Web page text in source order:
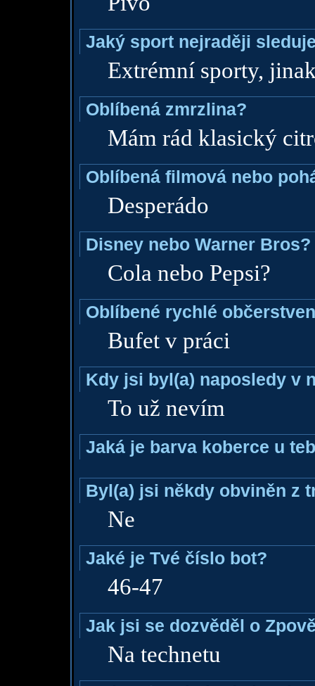
Jaký sport nejraději
Extrémní sporty,
Oblíbená zmrzlina?
Mám rád klasický
Oblíbená filmová nebo
Desperádo
Disney nebo Warner Bros?
Cola nebo Pepsi?
Oblíbené rychlé
Bufet v práci
Kdy jsi byl(a) naposledy v
To už nevím
Jaká je barva koberce u
Byl(a) jsi někdy obviněn z
Ne
Jaké je Tvé číslo bot?
46-47
Jak jsi se dozvěděl o
Na technetu